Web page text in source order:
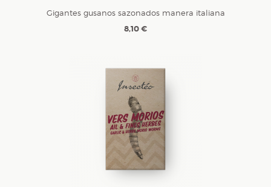
Gigantes gusanos sazonados manera italiana
8,10 €